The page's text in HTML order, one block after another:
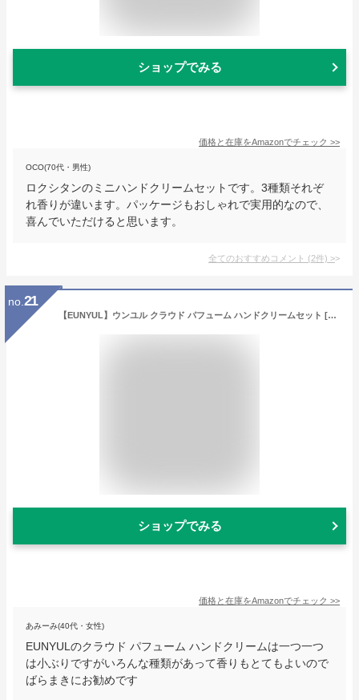
ショップでみる
価格と在庫をAmazonでチェック >>
OCO(70代・男性)
ロクシタンのミニハンドクリームセットです。3種類それぞ
れ香りが違います。パッケージもおしゃれで実用的なので、
喜んでいただけると思います。
全てのおすすめコメント (2件) >
no. 21
【EUNYUL】ウンユル クラウド パフューム ハンドクリームセット [50mlｘ5ea] 韓国スキンケア ハンドケア コスメ グレープフルーツ＆ベリー＆ホワイトムスク＆マンゴー＆ユズ フルーツ 香水 香り 乾燥した手や手のひらの潤い補給に Cloud Perfume Hand Cream 5ea
ショップでみる
価格と在庫をAmazonでチェック >>
あみーみ(40代・女性)
EUNYULのクラウド パフューム ハンドクリームは一つ一つ
は小ぶりですがいろんな種類があって香りもとてもよいので
ばらまきにお勧めです